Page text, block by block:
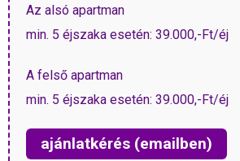
Az alsó apartman
min. 5 éjszaka esetén: 39.000,-Ft/éj
A felső apartman
min. 5 éjszaka esetén: 39.000,-Ft/éj
ajánlatkérés (emailben)